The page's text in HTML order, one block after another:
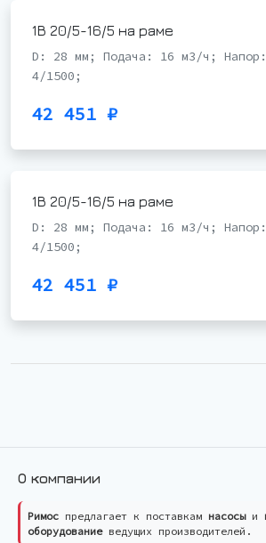
1В 20/5-16/5 на раме
D: 28 мм; Подача: 16 м3/ч;
4/1500;
42 451 ₽
1В 20/5-16/5 на раме
D: 28 мм; Подача: 16 м3/ч;
4/1500;
42 451 ₽
О компании
Римос предлагает к поставкам насосыи
оборудованиеведущих производителей.